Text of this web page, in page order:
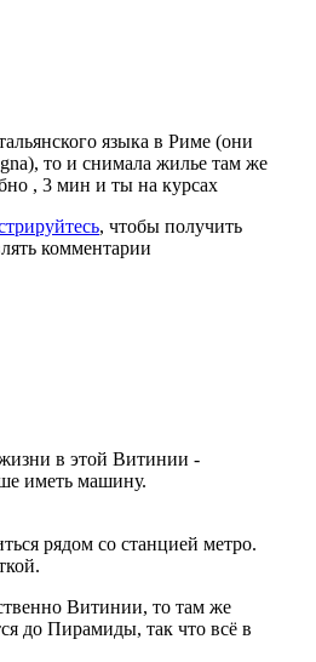
языка в Риме (они
то и снимала жилье там же
, 3 мин и ты на курсах
, чтобы получить
комментарии
в этой Витинии -
иметь машину.
рядом со станцией метро.
Витинии, то там же
до Пирамиды, так что всё в